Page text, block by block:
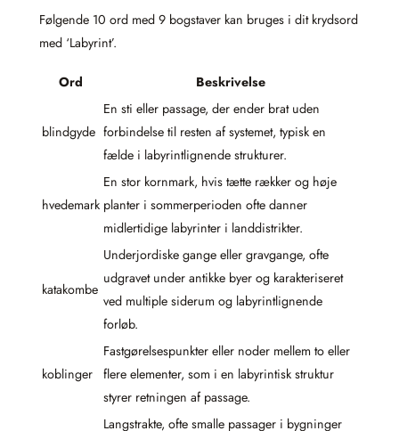
Følgende 10 ord med 9 bogstaver kan bruges i dit krydsord
med ‘Labyrint’.
Ord Beskrivelse
blindgyde
En sti eller passage, der ender brat uden
forbindelse til resten af systemet, typisk en
fælde i labyrintlignende strukturer.
hvedemark
En stor kornmark, hvis tætte rækker og høje
planter i sommerperioden ofte danner
midlertidige labyrinter i landdistrikter.
katakombe
Underjordiske gange eller gravgange, ofte
udgravet under antikke byer og karakteriseret
ved multiple siderum og labyrintlignende
forløb.
koblinger
Fastgørelsespunkter eller noder mellem to eller
flere elementer, som i en labyrintisk struktur
styrer retningen af passage.
Langstrakte, ofte smalle passager i bygninger